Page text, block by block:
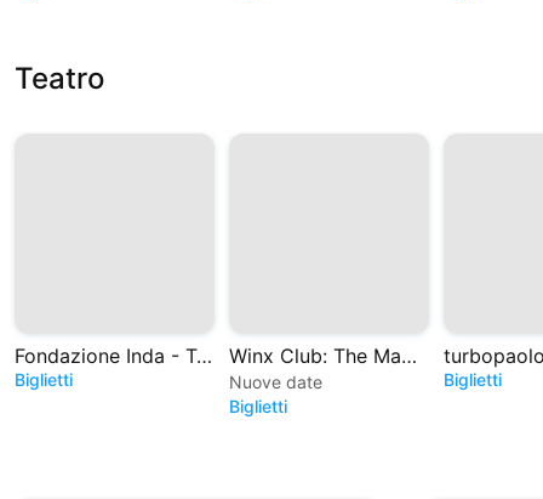
Teatro
Fondazione Inda - Teatro Greco di Siracusa
Biglietti
Winx Club: The Magic is back - Il Musical
Nuove date
Biglietti
Biglietti